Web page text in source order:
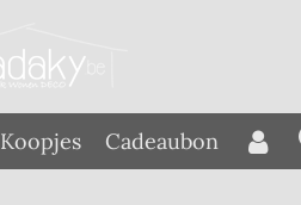
Koopjes Cadeaubon